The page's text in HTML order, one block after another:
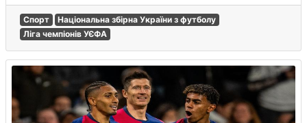
Спорт
Національна збірна України з футболу
Ліга чемпіонів УЄФА